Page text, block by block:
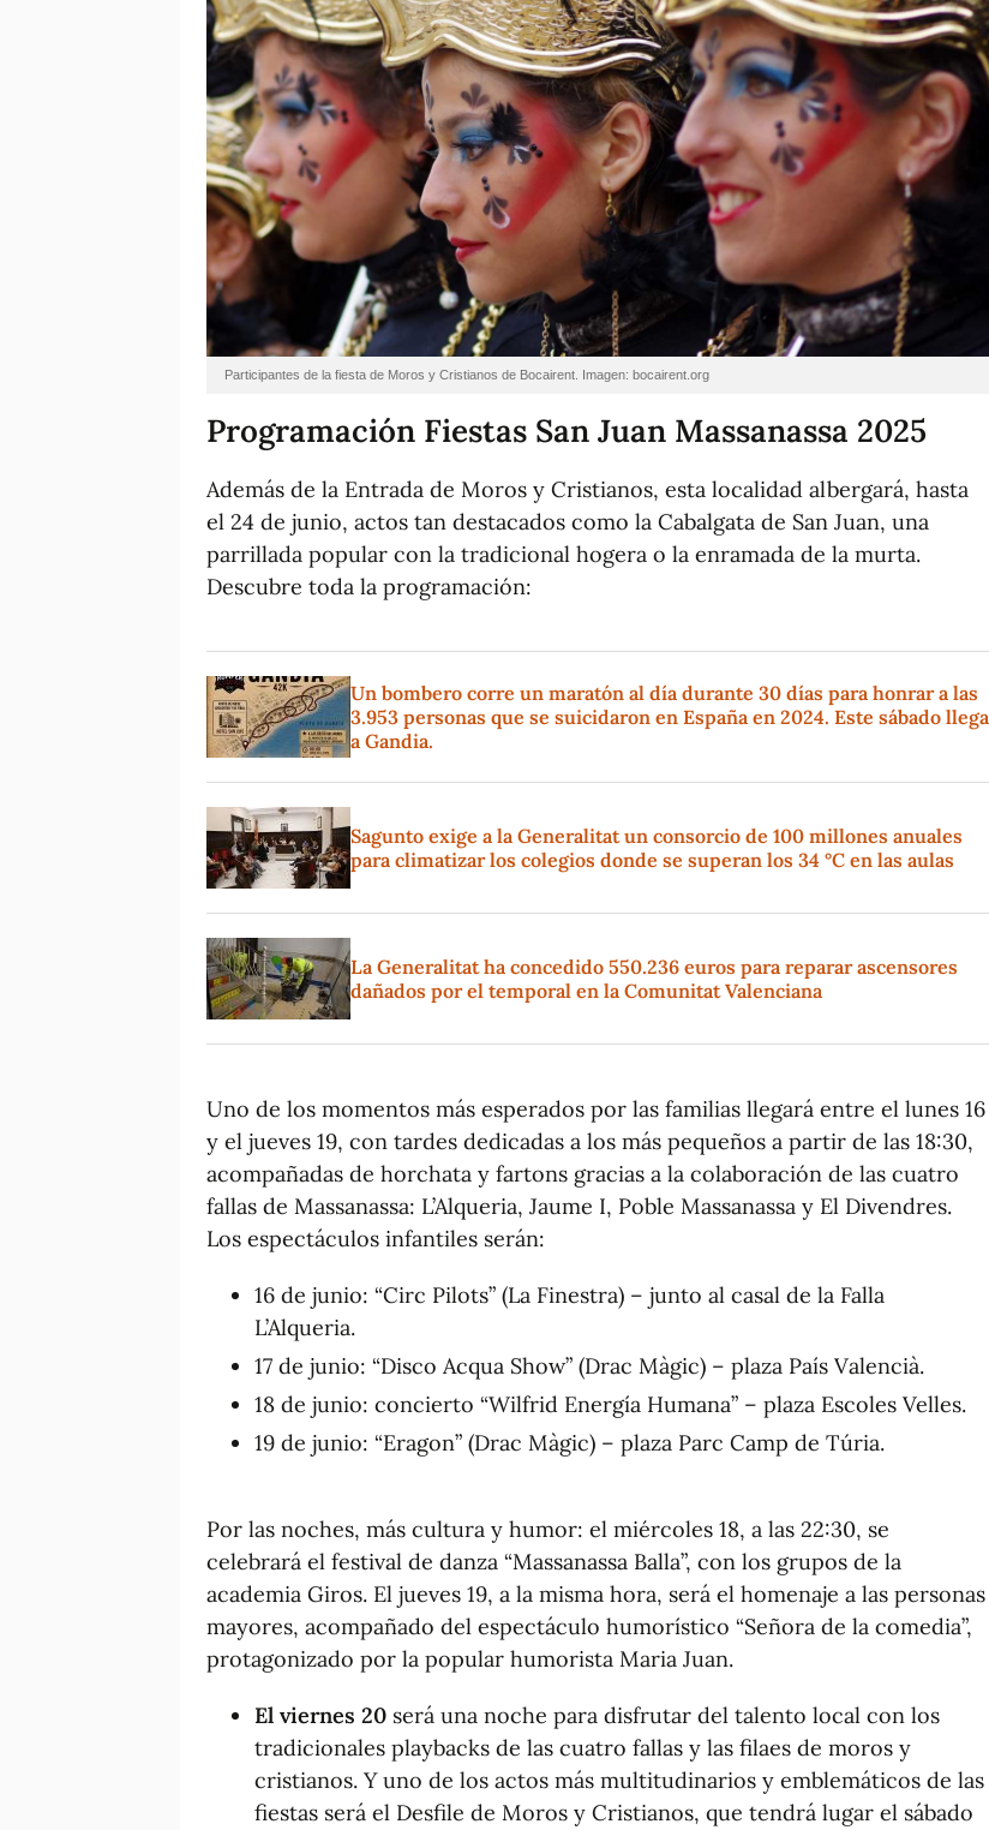
Participantes de la fiesta de Moros y Cristianos de Bocairent. Imagen: bocairent.org
Programación Fiestas San Juan Massanassa 2025
Además de la Entrada de Moros y Cristianos, esta localidad albergará, hasta
el 24 de junio, actos tan destacados como la Cabalgata de San Juan, una
parrillada popular con la tradicional hogera o la enramada de la murta.
Descubre toda la programación:
Un bombero corre un maratón al día durante 30 días para honrar a las
3.953 personas que se suicidaron en España en 2024. Este sábado llega
a Gandia.
Sagunto exige a la Generalitat un consorcio de 100 millones anuales
para climatizar los colegios donde se superan los 34 °C en las aulas
La Generalitat ha concedido 550.236 euros para reparar ascensores
dañados por el temporal en la Comunitat Valenciana
Uno de los momentos más esperados por las familias llegará entre el lunes 16
y el jueves 19, con tardes dedicadas a los más pequeños a partir de las 18:30,
acompañadas de horchata y fartons gracias a la colaboración de las cuatro
fallas de Massanassa: L’Alqueria, Jaume I, Poble Massanassa y El Divendres.
Los espectáculos infantiles serán:
16 de junio: “Circ Pilots” (La Finestra) – junto al casal de la Falla
L’Alqueria.
17 de junio: “Disco Acqua Show” (Drac Màgic) – plaza País Valencià.
18 de junio: concierto “Wilfrid Energía Humana” – plaza Escoles Velles.
19 de junio: “Eragon” (Drac Màgic) – plaza Parc Camp de Túria.
Por las noches, más cultura y humor: el miércoles 18, a las 22:30, se
celebrará el festival de danza “Massanassa Balla”, con los grupos de la
academia Giros. El jueves 19, a la misma hora, será el homenaje a las personas
mayores, acompañado del espectáculo humorístico “Señora de la comedia”,
protagonizado por la popular humorista Maria Juan.
El viernes 20 será una noche para disfrutar del talento local con los
tradicionales playbacks de las cuatro fallas y las filaes de moros y
cristianos. Y uno de los actos más multitudinarios y emblemáticos de las
fiestas será el Desfile de Moros y Cristianos, que tendrá lugar el sábado